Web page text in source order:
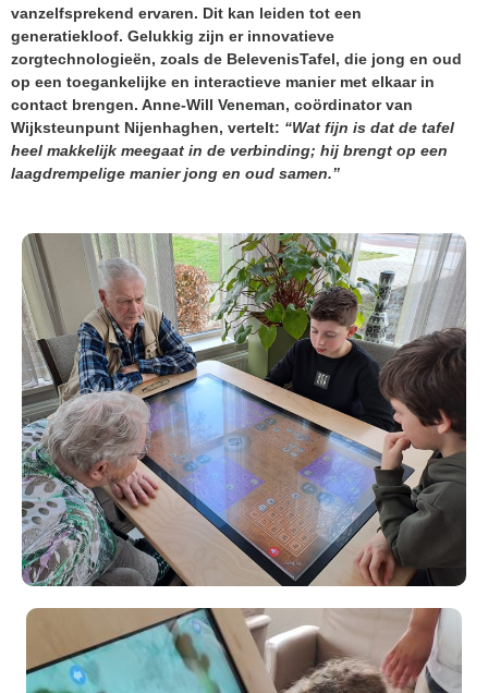
vanzelfsprekend ervaren. Dit kan leiden tot een
generatiekloof. Gelukkig zijn er innovatieve
zorgtechnologieën, zoals de BelevenisTafel, die jong en oud
op een toegankelijke en interactieve manier met elkaar in
contact brengen. Anne-Will Veneman, coördinator van
Wijksteunpunt Nijenhaghen, vertelt: “Wat fijn is dat de tafel
heel makkelijk meegaat in de verbinding; hij brengt op een
laagdrempelige manier jong en oud samen.”